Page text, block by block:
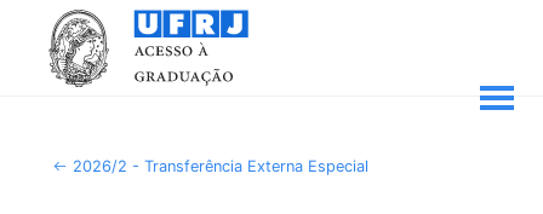
2026/2 - Transferência Externa Especial